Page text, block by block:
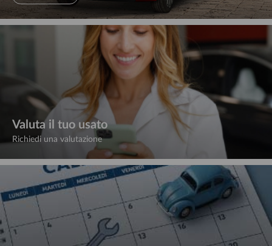
Valuta il tuo usato
Richiedi una valutazione